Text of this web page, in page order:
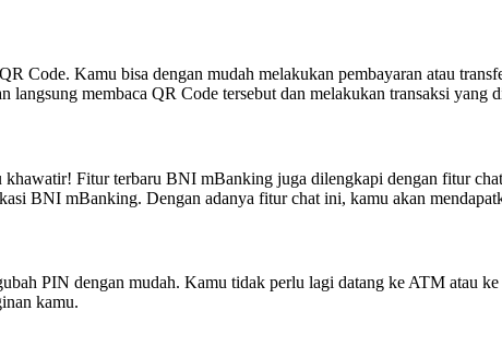
Code. Kamu bisa dengan mudah melakukan pembayaran atau
membaca QR Code tersebut dan melakukan transaksi yang
Fitur terbaru BNI mBanking juga dilengkapi dengan fitur
BNI mBanking. Dengan adanya fitur chat ini, kamu akan
PIN dengan mudah. Kamu tidak perlu lagi datang ke ATM atau
kamu.